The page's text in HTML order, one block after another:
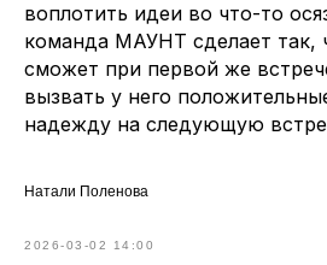
воплотить идеи во что-то
команда МАУНТ сделает так,
сможет при первой же
вызвать у него
надежду на следующую
Натали Поленова
2026-03-02 14:00